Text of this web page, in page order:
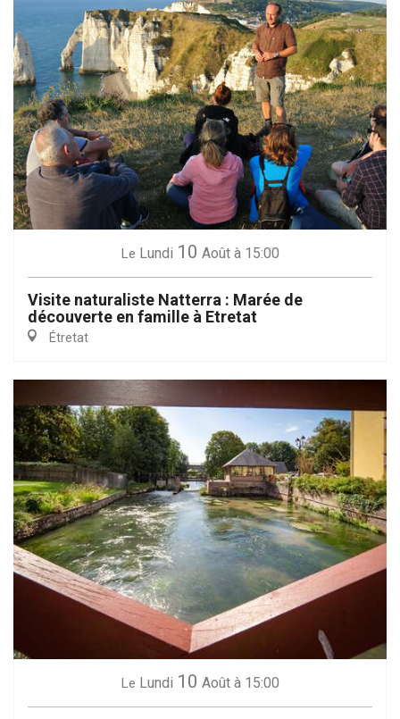
Le Lundi 10 Août à 15:00
Visite naturaliste Natterra : Marée de
découverte en famille à Etretat
Étretat
Le Lundi 10 Août à 15:00